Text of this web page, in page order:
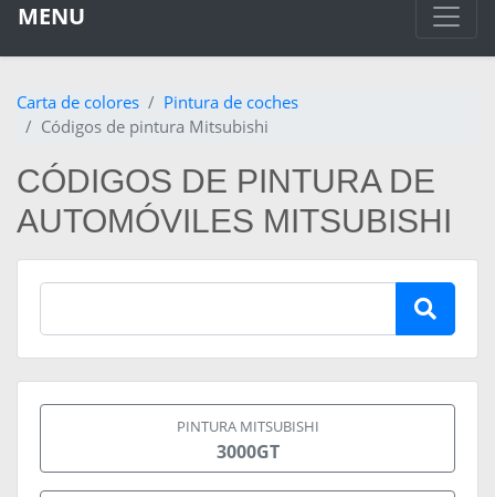
MENU
Carta de colores
Pintura de coches
Códigos de pintura Mitsubishi
CÓDIGOS DE PINTURA DE
AUTOMÓVILES MITSUBISHI
PINTURA MITSUBISHI
3000GT